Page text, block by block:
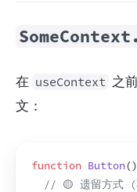
在 useContext 之
文：
function Button()
// 🟡 遗留方式 (